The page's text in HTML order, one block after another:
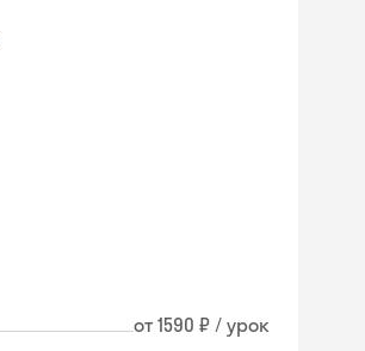
от 1590 ₽ / урок